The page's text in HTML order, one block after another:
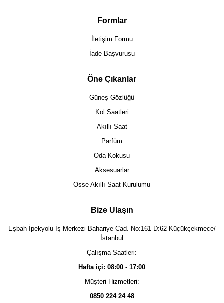
Formlar
İletişim Formu
İade Başvurusu
Öne Çıkanlar
Güneş Gözlüğü
Kol Saatleri
Akıllı Saat
Parfüm
Oda Kokusu
Aksesuarlar
Osse Akıllı Saat Kurulumu
Bize Ulaşın
Eşbah İpekyolu İş Merkezi Bahariye Cad. No:161 D:62 Küçükçekmece/
İstanbul
Çalışma Saatleri:
Hafta içi: 08:00 - 17:00
Müşteri Hizmetleri:
0850 224 24 48